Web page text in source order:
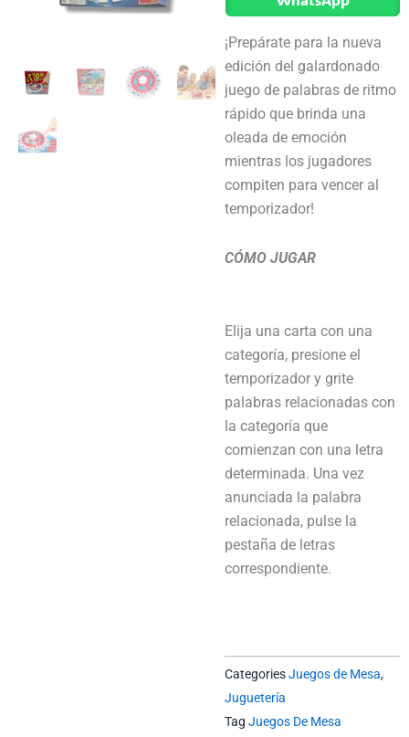
¡Prepárate para la nueva
edición del galardonado
juego de palabras de ritmo
rápido que brinda una
oleada de emoción
mientras los jugadores
compiten para vencer al
temporizador!
CÓMO JUGAR
Elija una carta con una
categoría, presione el
temporizador y grite
palabras relacionadas con
la categoría que
comienzan con una letra
determinada. Una vez
anunciada la palabra
relacionada, pulse la
pestaña de letras
correspondiente.
CategoriesJuegos de Mesa,
Juguetería
Tag Juegos De Mesa